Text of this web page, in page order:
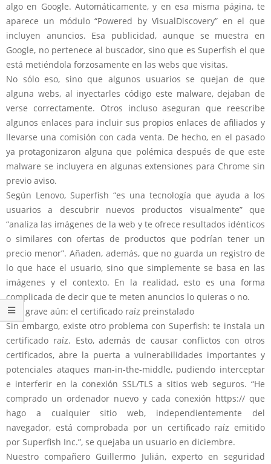
algo en Google. Automáticamente, y en esa misma página, te
aparece un módulo “Powered by VisualDiscovery” en el que
incluyen anuncios. Esa publicidad, aunque se muestra en
Google, no pertenece al buscador, sino que es Superfish el que
está metiéndola forzosamente en las webs que visitas.
No sólo eso, sino que algunos usuarios se quejan de que
alguna webs, al inyectarles código este malware, dejaban de
verse correctamente. Otros incluso aseguran que reescribe
algunos enlaces para incluir sus propios enlaces de afiliados y
llevarse una comisión con cada venta. De hecho, en el pasado
ya protagonizaron alguna que polémica después de que este
malware se incluyera en algunas extensiones para Chrome sin
previo aviso.
Según Lenovo, Superfish “es una tecnología que ayuda a los
usuarios a descubrir nuevos productos visualmente” que
“analiza las imágenes de la web y te ofrece resultados idénticos
o similares con ofertas de productos que podrían tener un
precio menor”. Añaden, además, que no guarda un registro de
lo que hace el usuario, sino que simplemente se basa en las
imágenes y el contexto. En la realidad, esto es una forma
complicada de decir que te meten anuncios lo quieras o no.
Más grave aún: el certificado raíz preinstalado
Sin embargo, existe otro problema con Superfish: te instala un
certificado raíz. Esto, además de causar conflictos con otros
certificados, abre la puerta a vulnerabilidades importantes y
potenciales ataques man-in-the-middle, pudiendo interceptar
e interferir en la conexión SSL/TLS a sitios web seguros. “He
comprado un ordenador nuevo y cada conexión https:// que
hago a cualquier sitio web, independientemente del
navegador, está comprobada por un certificado raíz emitido
por Superfish Inc.”, se quejaba un usuario en diciembre.
Nuestro compañero Guillermo Julián, experto en seguridad